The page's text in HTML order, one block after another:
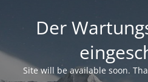
Der
Site will be available soon.